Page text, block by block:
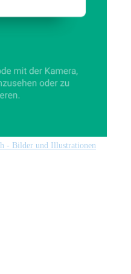
- Bilder und Illustrationen